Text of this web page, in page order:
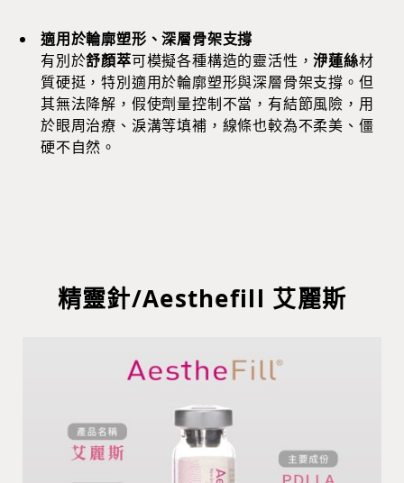
適用於輪廓塑形、深層骨架支撐
有別於舒顏萃可模擬各種構造的靈活性，洢蓮絲材
質硬挺，特別適用於輪廓塑形與深層骨架支撐。但
其無法降解，假使劑量控制不當，有結節風險，用
於眼周治療、淚溝等填補，線條也較為不柔美、僵
硬不自然。
精靈針/Aesthefill 艾麗斯